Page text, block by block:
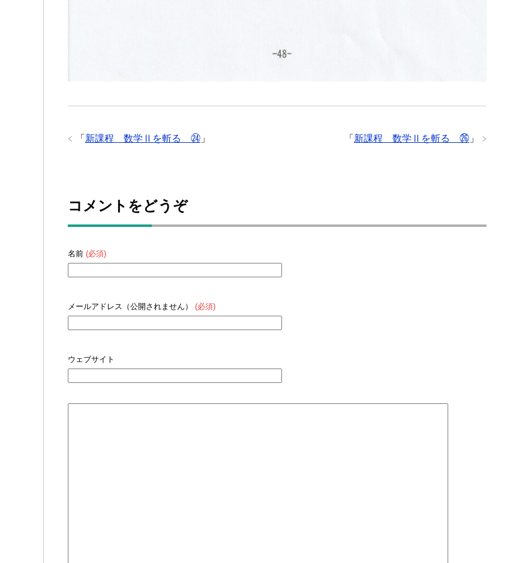
「 新課程 数学Ⅱを斬る ㉖ 」
「 新課程 数学Ⅱを斬る ㉔ 」
コメントをどうぞ
名前 (必須)
メールアドレス（公開されません） (必須)
ウェブサイト